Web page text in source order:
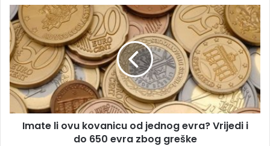
E
m
a
i
l
a
d
r
e
m
a
t
e
l
i
o
v
Imate li ovu kovanicu od jednog evra? Vrijedi i
do 650 evra zbog greške